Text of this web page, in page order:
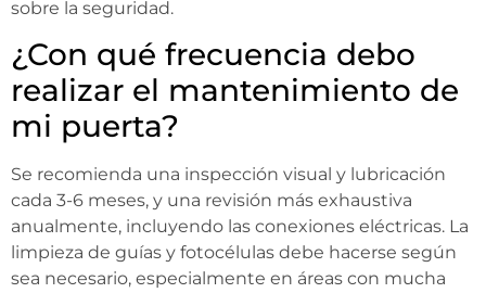
sobre la seguridad.
¿Con qué frecuencia debo
realizar el mantenimiento de
mi puerta?
Se recomienda una inspección visual y lubricación
cada 3-6 meses, y una revisión más exhaustiva
anualmente, incluyendo las conexiones eléctricas. La
limpieza de guías y fotocélulas debe hacerse según
sea necesario, especialmente en áreas con mucha